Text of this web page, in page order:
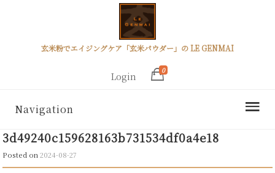
玄米粉でエイジングケア「玄米パウダー」の LE GENMAI
Login
0
Navigation
3d49240c159628163b731534df0a4e18
Posted on2024-08-27